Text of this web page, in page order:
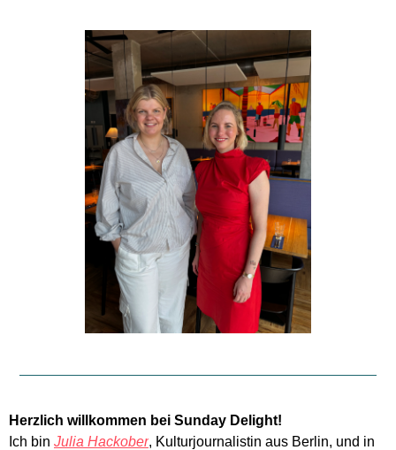
Herzlich willkommen bei Sunday Delight!
Ich bin Julia Hackober, Kulturjournalistin aus Berlin, und in